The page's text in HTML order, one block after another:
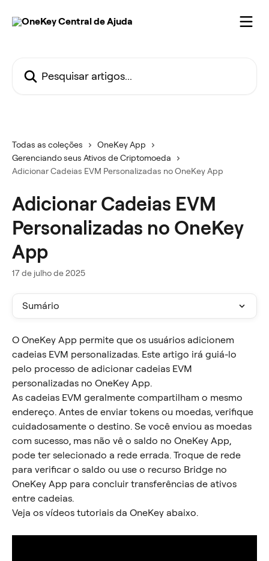
Todas as coleções
OneKey App
Gerenciando seus Ativos de Criptomoeda
Adicionar Cadeias EVM Personalizadas no OneKey App
Adicionar Cadeias EVM
Personalizadas no OneKey
App
17 de julho de 2025
Sumário
O OneKey App permite que os usuários adicionem
cadeias EVM personalizadas. Este artigo irá guiá-lo
pelo processo de adicionar cadeias EVM
personalizadas no OneKey App.
As cadeias EVM geralmente compartilham o mesmo
endereço. Antes de enviar tokens ou moedas, verifique
cuidadosamente o destino. Se você enviou as moedas
com sucesso, mas não vê o saldo no OneKey App,
pode ter selecionado a rede errada. Troque de rede
para verificar o saldo ou use o recurso Bridge no
OneKey App para concluir transferências de ativos
entre cadeias.
Veja os vídeos tutoriais da OneKey abaixo.